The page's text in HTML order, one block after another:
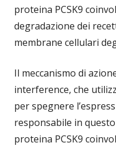
proteina PCSK9
degradazione dei
membrane cellulari
Il meccanismo di
interference, che
per spegnere
responsabile in
proteina PCSK9